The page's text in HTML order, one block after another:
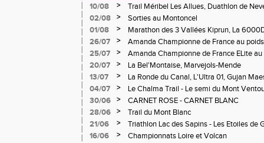
10/08 >
Trail Méribel Les Allues, Duathlon de
02/08
>
Sorties au Montoncel
01/08
>
Marathon des 3 Vallées Kiprun, La
Verticale d'Orcières, St Augustin
26/07 >
Amanda Championne de France au poids
25/07
>
Amanda Championne de France ELite
20/07
>
La Bel'Montaise, Marvejols-Mende
13/07
>
La Ronde du Canal, L'Ultra 01, Gujan
04/07
>
Le Chalma Trail - Le semi du Mont
Cublize - Les Passerelles de Monteynard
Pralognon La Vanoise
30/06 >
CARNET ROSE - CARNET BLANC
28/06
>
Trail du Mont Blanc
21/06
>
Triathlon Lac des Sapins - Les Etoiles de
16/06
>
Championnats Loire et Volcan